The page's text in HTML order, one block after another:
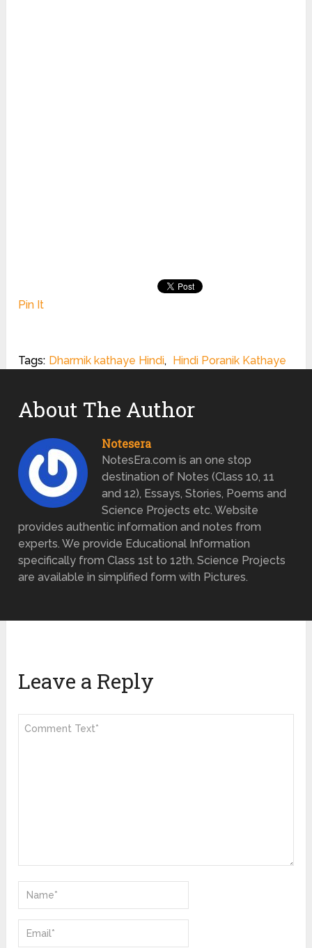
Pin It
Tags: Dharmik kathaye Hindi, Hindi Poranik Kathaye
About The Author
Notesera
NotesEra.com is an one stop
destination of Notes (Class 10, 11
and 12), Essays, Stories, Poems and
Science Projects etc. Website
provides authentic information and notes from
experts. We provide Educational Information
specifically from Class 1st to 12th. Science Projects
are available in simplified form with Pictures.
Leave a Reply